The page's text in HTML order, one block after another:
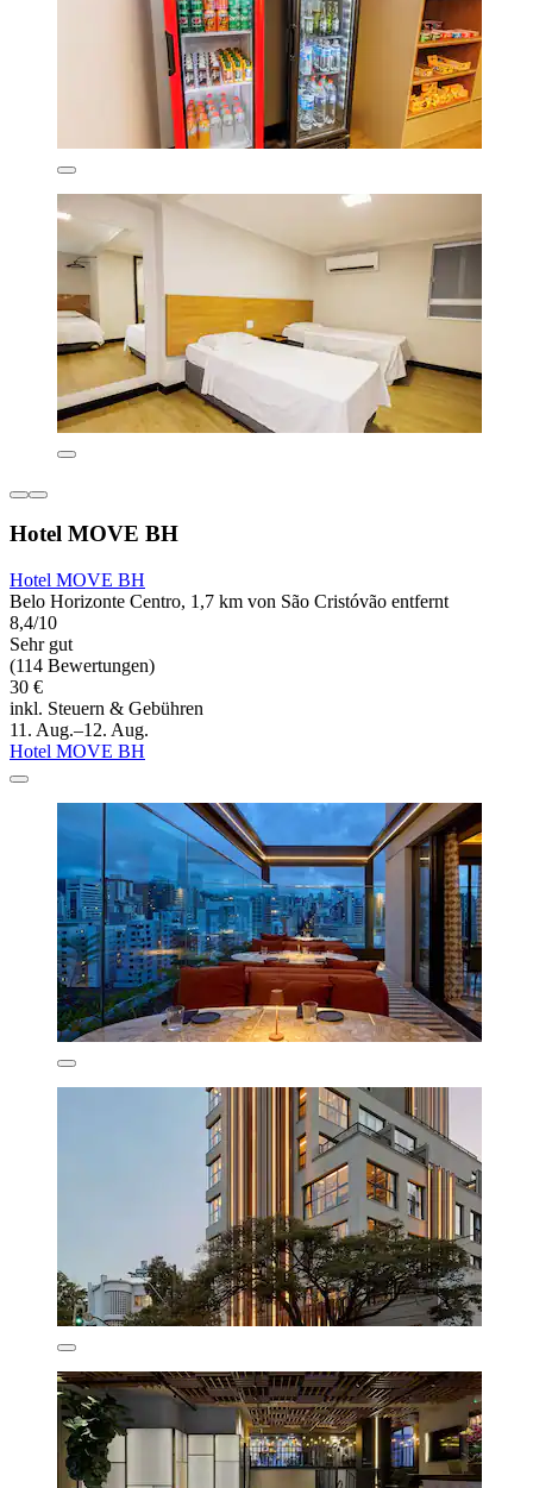
Hotel MOVE BH
Hotel MOVE BH
Belo Horizonte Centro, 1,7 km von São Cristóvão entfernt
8,4/10
Sehr gut
(114 Bewertungen)
30 €
inkl. Steuern & Gebühren
11. Aug.–12. Aug.
Hotel MOVE BH